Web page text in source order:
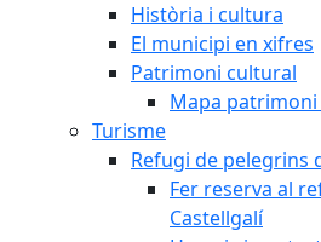
Història i cultura
El municipi en xifres
Patrimoni cultural
Mapa
Turisme
Refugi de pelegrins
Fer reserva al
Castellgalí